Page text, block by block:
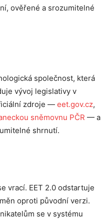
ověřené a srozumitelné
společnost, která
vývoj legislativy v
zdroje — eet.gov.cz,
sněmovnu PČR — a
shrnutí.
vrací. EET 2.0 odstartuje
oproti původní verzi.
se v systému